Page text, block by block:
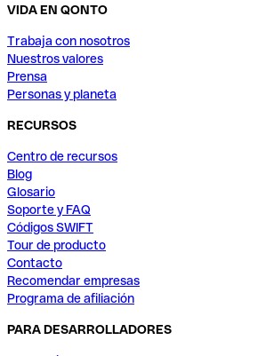
VIDA EN QONTO
Trabaja con nosotros
Nuestros valores
Prensa
Personas y planeta
RECURSOS
Centro de recursos
Blog
Glosario
Soporte y FAQ
Códigos SWIFT
Tour de producto
Contacto
Recomendar empresas
Programa de afiliación
PARA DESARROLLADORES